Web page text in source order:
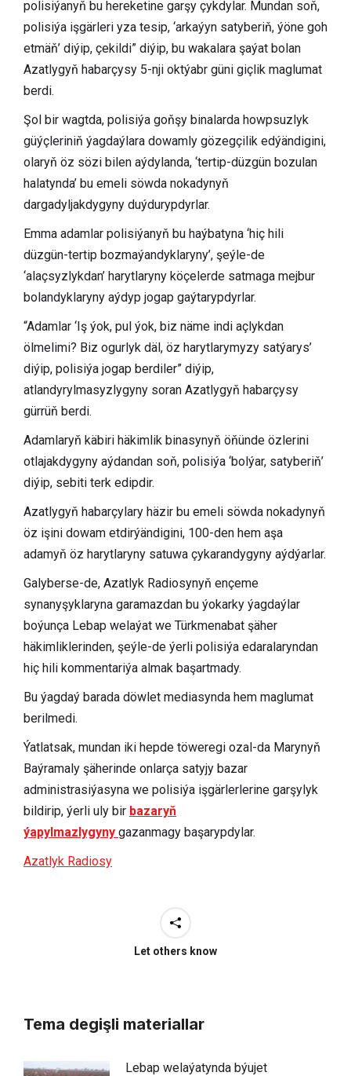
polisiýanyň bu hereketine garşy çykdylar. Mundan soň,
polisiýa işgärleri yza tesip, ‘arkaýyn satyberiň, ýöne goh
etmäň’ diýip, çekildi” diýip, bu wakalara şaýat bolan
Azatlygyň habarçysy 5-nji oktýabr güni giçlik maglumat
berdi.
Şol bir wagtda, polisiýa goňşy binalarda howpsuzlyk
güýçleriniň ýagdaýlara dowamly gözegçilik edýändigini,
olaryň öz sözi bilen aýdylanda, ‘tertip-düzgün bozulan
halatynda’ bu emeli söwda nokadynyň
dargadyljakdygyny duýdurypdyrlar.
Emma adamlar polisiýanyň bu haýbatyna ‘hiç hili
düzgün-tertip bozmaýandyklaryny’, şeýle-de
‘alaçsyzlykdan’ harytlaryny köçelerde satmaga mejbur
bolandyklaryny aýdyp jogap gaýtarypdyrlar.
“Adamlar ‘Iş ýok, pul ýok, biz näme indi açlykdan
ölmelimi? Biz ogurlyk däl, öz harytlarymyzy satýarys’
diýip, polisiýa jogap berdiler” diýip,
atlandyrylmasyzlygyny soran Azatlygyň habarçysy
gürrüň berdi.
Adamlaryň käbiri häkimlik binasynyň öňünde özlerini
otlajakdygyny aýdandan soň, polisiýa ‘bolýar, satyberiň’
diýip, sebiti terk edipdir.
Azatlygyň habarçylary häzir bu emeli söwda nokadynyň
öz işini dowam etdirýändigini, 100-den hem aşa
adamyň öz harytlaryny satuwa çykarandygyny aýdýarlar.
Galyberse-de, Azatlyk Radiosynyň ençeme
synanyşyklaryna garamazdan bu ýokarky ýagdaýlar
boýunça Lebap welaýat we Türkmenabat şäher
häkimliklerinden, şeýle-de ýerli polisiýa edaralaryndan
hiç hili kommentariýa almak başartmady.
Bu ýagdaý barada döwlet mediasynda hem maglumat
berilmedi.
Ýatlatsak, mundan iki hepde töweregi ozal-da Marynyň
Baýramaly şäherinde onlarça satyjy bazar
administrasiýasyna we polisiýa işgärlerlerine garşylyk
bildirip, ýerli uly bir bazaryň
ýapylmazlygyny gazanmagy başarypdylar.
Azatlyk Radiosy
Let others know
Tema degişli materiallar
Lebap welaýatynda býujet